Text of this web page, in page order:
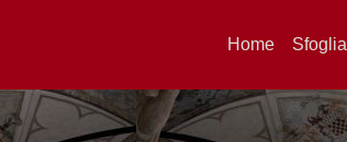
Home Sfoglia